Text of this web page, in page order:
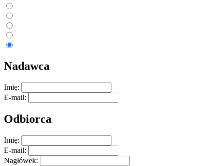
Nadawca
Imię:
E-mail:
Odbiorca
Imię:
E-mail:
Nagłówek: